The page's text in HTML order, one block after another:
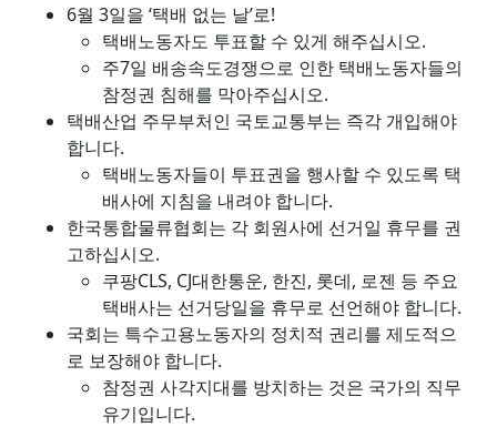
6월 3일을 ‘택배 없는 날’로!
택배노동자도 투표할 수 있게 해주십시오.
주7일 배송속도경쟁으로 인한 택배노동자들의
참정권 침해를 막아주십시오.
택배산업 주무부처인 국토교통부는 즉각 개입해야
합니다.
택배노동자들이 투표권을 행사할 수 있도록 택
배사에 지침을 내려야 합니다.
한국통합물류협회는 각 회원사에 선거일 휴무를 권
고하십시오.
쿠팡CLS, CJ대한통운, 한진, 롯데, 로젠 등 주요
택배사는 선거당일을 휴무로 선언해야 합니다.
국회는 특수고용노동자의 정치적 권리를 제도적으
로 보장해야 합니다.
참정권 사각지대를 방치하는 것은 국가의 직무
유기입니다.